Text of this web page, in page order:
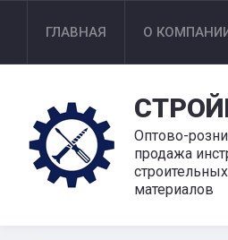
ГЛАВНАЯ О
Оптово-
продажа
строительных
материалов